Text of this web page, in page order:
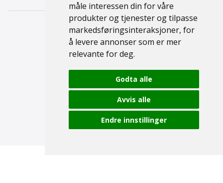
måle interessen din for våre
produkter og tjenester og tilpasse
markedsføringsinteraksjoner, for
å levere annonser som er mer
relevante for deg.
Godta alle
Avvis alle
Endre innstillinger
© 2026 Namsen Fritid